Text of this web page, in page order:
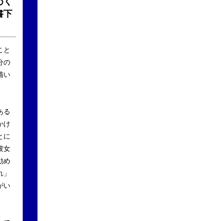
下
と
の
い
る
け
に
女
め
い